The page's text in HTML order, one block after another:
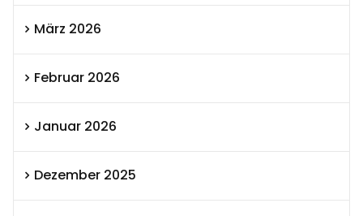
März 2026
Februar 2026
Januar 2026
Dezember 2025